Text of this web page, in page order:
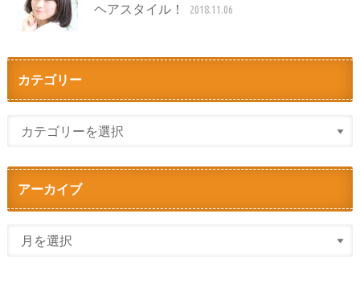
ヘアスタイル！
2018.11.06
カテゴリー
アーカイブ